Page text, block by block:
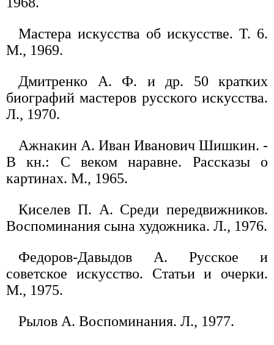
Мастера искусства об искусстве. Т. 6.
М., 1969.
Дмитренко А. Ф. и др. 50 кратких
биографий мастеров русского искусства.
Л., 1970.
Ажнакин А. Иван Иванович Шишкин. -
В кн.: С веком наравне. Рассказы о
картинах. М., 1965.
Киселев П. А. Среди передвижников.
Воспоминания сына художника. Л., 1976.
Федоров-Давыдов А. Русское и
советское искусство. Статьи и очерки.
М., 1975.
Рылов А. Воспоминания. Л., 1977.